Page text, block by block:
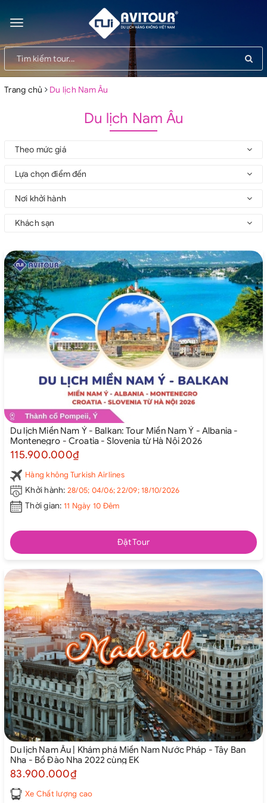
Toggle
navigation
Trang chủ Du lịch Nam Âu
Du lịch Nam Âu
Theo mức giá
Lựa chọn điểm đến
Nơi khởi hành
Khách sạn
Du lịch Miền Nam Ý - Balkan: Tour Miền Nam Ý - Albania -
Montenegro - Croatia - Slovenia từ Hà Nội 2026
115.900.000₫
Hàng không Turkish Airlines
Khởi hành: 28/05; 04/06; 22/09; 18/10/2026
Thời gian: 11 Ngày 10 Đêm
Đặt Tour
Du lịch Nam Âu | Khám phá Miền Nam Nước Pháp - Tây Ban
Nha - Bồ Đào Nha 2022 cùng EK
83.900.000₫
Xe Chất lượng cao